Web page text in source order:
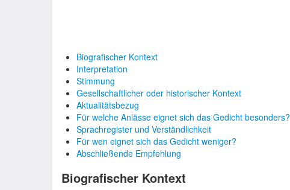
Biografischer Kontext
Interpretation
Stimmung
Gesellschaftlicher oder historischer Kontext
Aktualitätsbezug
Für welche Anlässe eignet sich das Gedicht besonders?
Sprachregister und Verständlichkeit
Für wen eignet sich das Gedicht weniger?
Abschließende Empfehlung
Biografischer Kontext